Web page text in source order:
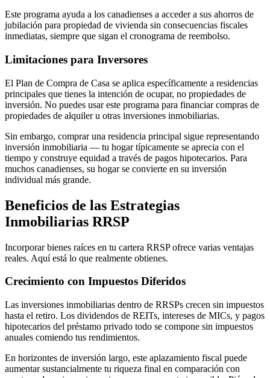
Este programa ayuda a los canadienses a acceder a sus ahorros de
jubilación para propiedad de vivienda sin consecuencias fiscales
inmediatas, siempre que sigan el cronograma de reembolso.
Limitaciones para Inversores
El Plan de Compra de Casa se aplica específicamente a residencias
principales que tienes la intención de ocupar, no propiedades de
inversión. No puedes usar este programa para financiar compras de
propiedades de alquiler u otras inversiones inmobiliarias.
Sin embargo, comprar una residencia principal sigue representando
inversión inmobiliaria — tu hogar típicamente se aprecia con el
tiempo y construye equidad a través de pagos hipotecarios. Para
muchos canadienses, su hogar se convierte en su inversión
individual más grande.
Beneficios de las Estrategias
Inmobiliarias RRSP
Incorporar bienes raíces en tu cartera RRSP ofrece varias ventajas
reales. Aquí está lo que realmente obtienes.
Crecimiento con Impuestos Diferidos
Las inversiones inmobiliarias dentro de RRSPs crecen sin impuestos
hasta el retiro. Los dividendos de REITs, intereses de MICs, y pagos
hipotecarios del préstamo privado todo se compone sin impuestos
anuales comiendo tus rendimientos.
En horizontes de inversión largo, este aplazamiento fiscal puede
aumentar sustancialmente tu riqueza final en comparación con